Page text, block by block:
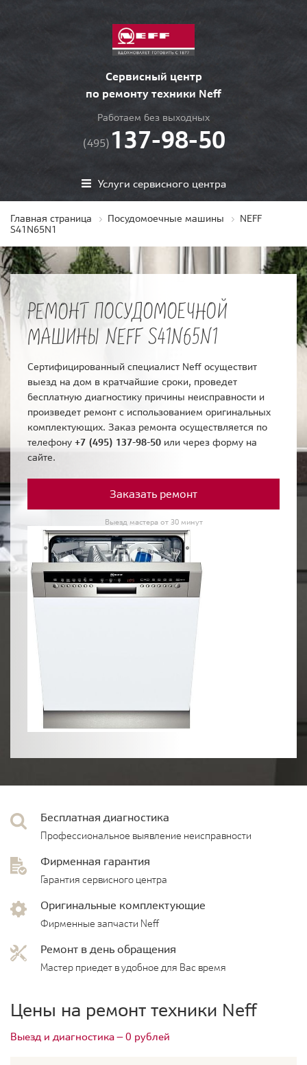
Сервисный центр
по ремонту техники Neff
Работаем без выходных
(495) 137-98-50
Услуги сервисного центра
Главная страница Посудомоечные машины
NEFF
S41N65N1
РЕМОНТ ПОСУДОМОЕЧНОЙ
МАШИНЫ NEFF S41N65N1
Сертифицированный специалист Neff осуществит
выезд на дом в кратчайшие сроки, проведет
бесплатную диагностику причины неисправности и
произведет ремонт с использованием оригинальных
комплектующих. Заказ ремонта осуществляется по
телефону +7 (495) 137-98-50 или через форму на
сайте.
Заказать ремонт
Выезд мастера от 30 минут
Бесплатная диагностика
Профессиональное выявление неисправности
Фирменная гарантия
Гарантия сервисного центра
Оригинальные комплектующие
Фирменные запчасти Neff
Ремонт в день обращения
Мастер приедет в удобное для Вас время
Цены на ремонт техники Neff
Выезд и диагностика — 0 рублей